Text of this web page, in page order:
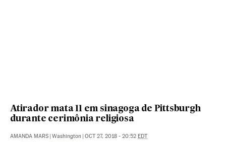
Atirador mata 11 em sinagoga de Pittsburgh
durante cerimônia religiosa
AMANDA MARS | Washington | OCT 27, 2018 - 20:52 EDT